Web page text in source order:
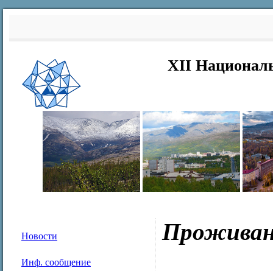
XII
Новости
Инф. сообщение